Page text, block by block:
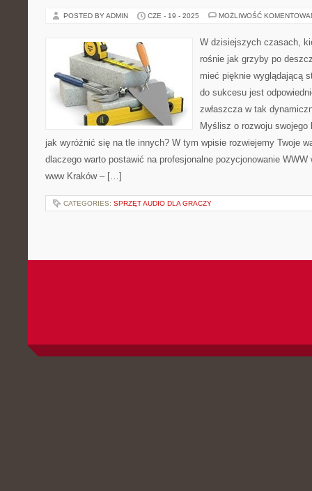
POSTED BY ADMIN CZE - 19 - 2025 MOŻLIWOŚĆ
W dzisiejszych czasach,
rośnie jak grzyby po
mieć pięknie wyglądającą
do sukcesu jest
zwłaszcza w tak
Myślisz o rozwoju
jak wyróżnić się na tle innych? W tym wpisie rozwiejemy Twoje
dlaczego warto postawić na profesjonalne pozycjonowanie
www Kraków – […]
CATEGORIES: SPRZĘT AUDIO DLA GRACZY